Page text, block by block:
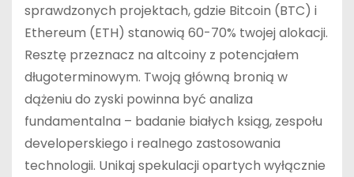
sprawdzonych projektach, gdzie Bitcoin (BTC) i
Ethereum (ETH) stanowią 60-70% twojej alokacji.
Resztę przeznacz na altcoiny z potencjałem
długoterminowym. Twoją główną bronią w
dążeniu do zyski powinna być analiza
fundamentalna – badanie białych ksiąg, zespołu
developerskiego i realnego zastosowania
technologii. Unikaj spekulacji opartych wyłącznie